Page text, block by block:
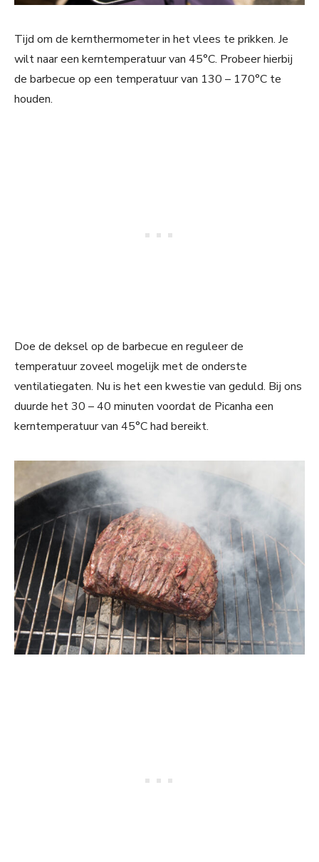
Tijd om de kernthermometer in het vlees te prikken. Je
wilt naar een kerntemperatuur van 45°C. Probeer hierbij
de barbecue op een temperatuur van 130 – 170°C te
houden.
Doe de deksel op de barbecue en reguleer de
temperatuur zoveel mogelijk met de onderste
ventilatiegaten. Nu is het een kwestie van geduld. Bij ons
duurde het 30 – 40 minuten voordat de Picanha een
kerntemperatuur van 45°C had bereikt.